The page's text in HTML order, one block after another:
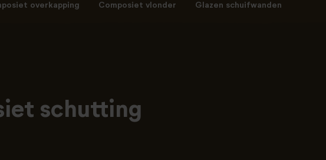
overkapping Composiet vlonder Glazen schuifwanden
schutting